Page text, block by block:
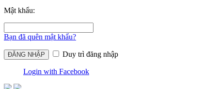
Mật khẩu:
Bạn đã quên mật khẩu?
Duy trì đăng nhập
Login with Facebook